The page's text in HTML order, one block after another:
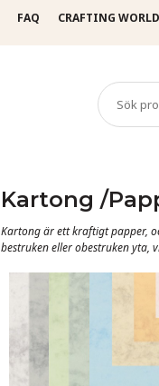
FAQ CRAFTING WORLD
Kartong /
Kartong är ett kraftigt papper,
bestruken eller obestruken yta,